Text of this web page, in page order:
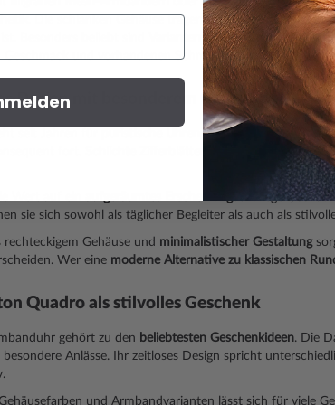
. Die schlanken Gehäuse tragen zudem dazu bei,
Besonders beliebt sind
Varianten in Silber, Roségold oder
Geschmack und vorhandenen Schmuck.
Design mit besonderem Charakter
, die sich durch ihre
Schlichte Zifferblätter, feine Zeiger und
legen,
sie sich sowohl als täglicher Begleiter als auch als
Gehäuse und minimalistischer Gestaltung
Wer eine moderne Alternative zu klassischen
Quadro als stilvolles Geschenk
gehört zu den beliebtesten Geschenkideen. Die
besondere Anlässe. Ihr zeitloses Design spricht
und Armbandvarianten lässt sich für viele